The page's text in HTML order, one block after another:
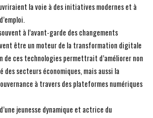
la voie à des initiatives modernes et à
à l’avant-garde des changements
être un moteur de la transformation digitale
de ces technologies permettrait d’améliorer non
des secteurs économiques, mais aussi la
à travers des plateformes numériques
jeunesse dynamique et actrice du